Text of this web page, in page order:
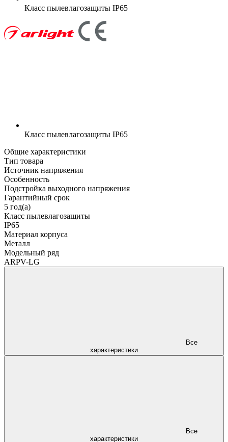
Класс пылевлагозащиты IP65
Класс пылевлагозащиты IP65
Общие характеристики
Тип товара
Источник напряжения
Особенность
Подстройка выходного напряжения
Гарантийный срок
5 год(а)
Класс пылевлагозащиты
IP65
Материал корпуса
Металл
Модельный ряд
ARPV-LG
характеристики
характеристики